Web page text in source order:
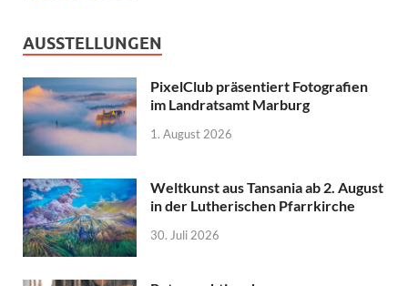
AUSSTELLUNGEN
PixelClub präsentiert Fotografien
im Landratsamt Marburg
1. August 2026
Weltkunst aus Tansania ab 2. August
in der Lutherischen Pfarrkirche
30. Juli 2026